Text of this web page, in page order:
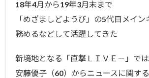
18年4月から19年3月末まで
「めざましどようび」の5代目メイン
務めるなどして活躍してきた
新境地となる「直撃ＬＩＶＥ－」で
安藤優子（60）からニュースに関す